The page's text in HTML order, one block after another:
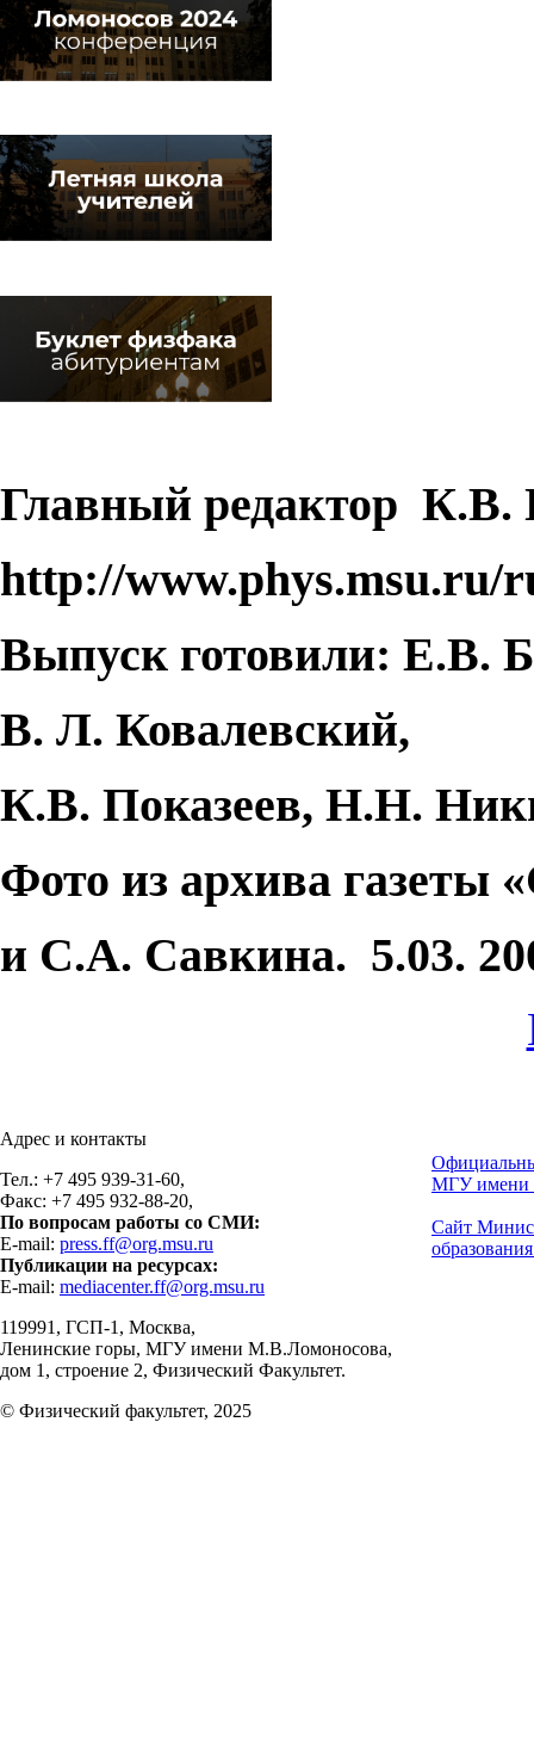
Главный редактор К.В.
http://www.phys.msu.ru/
Выпуск готовили: Е.В.
В. Л. Ковалевский,
К.В. Показеев, Н.Н.
Фото из архива газеты
и С.А. Савкина. 5.03.
Адрес и контакты
Тел.: +7 495 939-31-60,
Факс: +7 495 932-88-20,
По вопросам работы со СМИ:
E-mail: press.ff@org.msu.ru
Публикации на ресурсах:
E-mail: mediacenter.ff@org.msu.ru
119991, ГСП-1, Москва,
Ленинские горы, МГУ имени М.В.Ломоносова,
дом 1, строение 2, Физический Факультет.
© Физический факультет, 2025
МГУ имени
Сайт